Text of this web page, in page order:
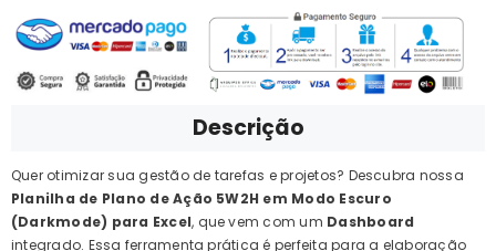
Descrição
Quer otimizar sua gestão de tarefas e projetos? Descubra nossa
Planilha de Plano de Ação 5W2H em Modo Escuro
(Darkmode) para Excel, que vem com um Dashboard
integrado. Essa ferramenta prática é perfeita para a elaboração